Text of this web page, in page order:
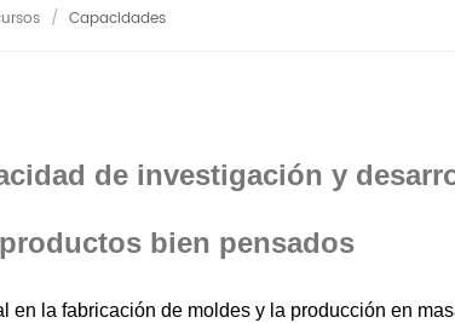
/ Capacidades
de investigación y
bien pensados
en la fabricación de moldes y la producción en